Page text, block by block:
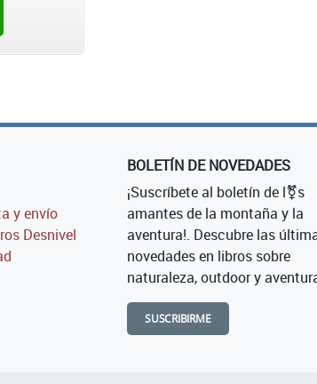
y envío
Desnivel
BOLETÍN DE NOVEDADES
¡Suscríbete al boletín de l⚧s
amantes de la montaña y la
aventura!. Descubre las
novedades en libros sobre
naturaleza, outdoor y
SUSCRIBIRME